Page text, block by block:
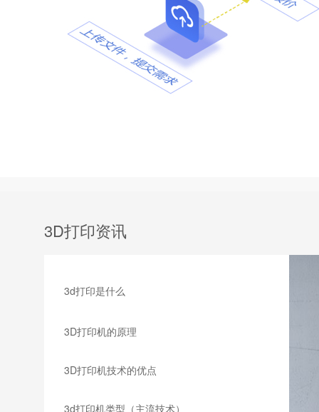
3D打印资讯
3d打印是什么
3D打印机的原理
3D打印机技术的优点
3d打印机类型（主流技术）